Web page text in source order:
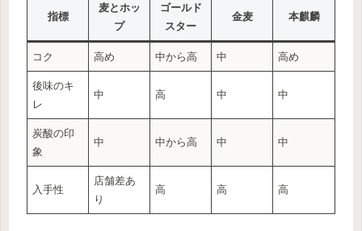
指標
麦とホッ
プ
ゴールド
スター
金麦 本麒麟
コク 高め 中から高 中 高め
後味のキ
レ
中 高 中 中
炭酸の印
象
中 中から高 中 中
入手性
店舗差あ
り
高 高 高